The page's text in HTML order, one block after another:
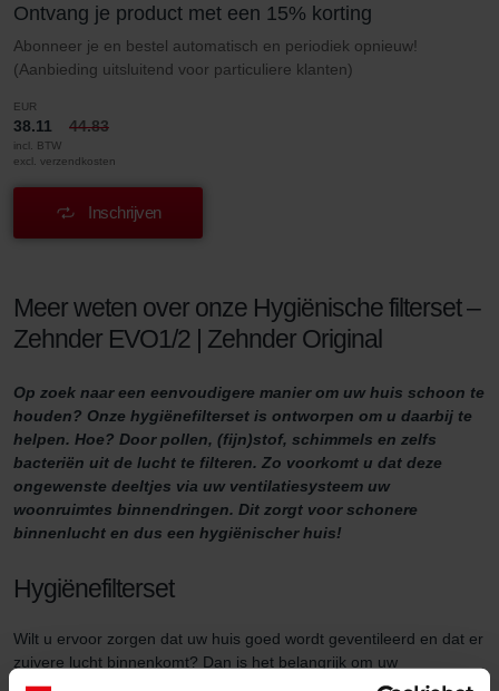
Ontvang je product met een 15% korting
Abonneer je en bestel automatisch en periodiek opnieuw!
(Aanbieding uitsluitend voor particuliere klanten)
EUR
38.11 44.83
incl. BTW
excl. verzendkosten
Inschrijven
Meer weten over onze Hygiënische filterset –
Zehnder EVO1/2 | Zehnder Original
Op zoek naar een eenvoudigere manier om uw huis schoon te
houden? Onze hygiënefilterset is ontworpen om u daarbij te
helpen. Hoe? Door pollen, (fijn)stof, schimmels en zelfs
bacteriën uit de lucht te filteren. Zo voorkomt u dat deze
ongewenste deeltjes via uw ventilatiesysteem uw
woonruimtes binnendringen. Dit zorgt voor schonere
binnenlucht en dus een hygiënischer huis!
Hygiënefilterset
Wilt u ervoor zorgen dat uw huis goed wordt geventileerd en dat er
zuivere lucht binnenkomt? Dan is het belangrijk om uw
ventilatiesysteem goed te onderhouden. Een manier om dit te